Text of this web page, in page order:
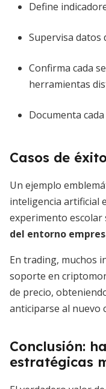
Define
Supervisa datos
Confirma cada
herramientas
Documenta
Casos de
Un ejemplo
inteligencia artificial
experimento escolar
del entorno
En trading, muchos
soporte en
de precio,
anticiparse al nuevo
Conclusión:
estratégicas